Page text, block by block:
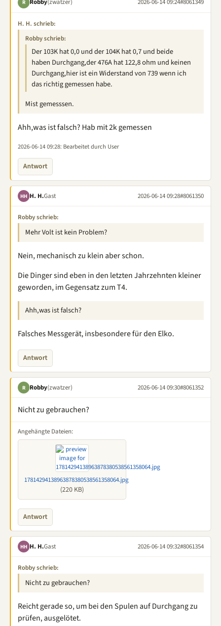
R Robby(zwatzer) 2026-06-14 09:24#8061349
H. H. schrieb:
Robby schrieb:
Der 103K hat 0,0 und der 104K hat 0,7 und beide
haben Durchgang,der 476A hat 122,8 ohm und keinen
Durchgang,hier ist ein Widerstand von 739 wenn ich
das richtig gemessen habe.
Mist gemesssen.
Ahh,was ist falsch? Hab mit 2k gemessen
2026-06-14 09:28: Bearbeitet durch User
Antwort
HH H. H.Gast 2026-06-14 09:28#8061350
Robby schrieb:
Mehr Volt ist kein Problem?
Nein, mechanisch zu klein aber schon.
Die Dinger sind eben in den letzten Jahrzehnten kleiner
geworden, im Gegensatz zum T4.
Ahh,was ist falsch?
Falsches Messgerät, insbesondere für den Elko.
Antwort
R Robby(zwatzer) 2026-06-14 09:30#8061352
Nicht zu gebrauchen?
Angehängte Dateien:
17814294138963878380538561358064.jpg
(220 KB)
Antwort
HH H. H.Gast 2026-06-14 09:32#8061354
Robby schrieb:
Nicht zu gebrauchen?
Reicht gerade so, um bei den Spulen auf Durchgang zu
prüfen, ausgelötet.